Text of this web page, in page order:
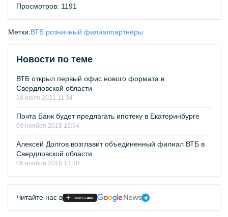
Просмотров: 1191
Метки:ВТБ розничный филиалпартнёры
Новости по теме
ВТБ открыл первый офис нового формата в
Свердловской области
28 июля 2021 11:34
Почта Банк будет предлагать ипотеку в Екатеринбурге
09 ноября 2018 15:54
Алексей Долгов возглавит объединенный филиал ВТБ в
Свердловской области
06 ноября 2018 13:30
Читайте нас в